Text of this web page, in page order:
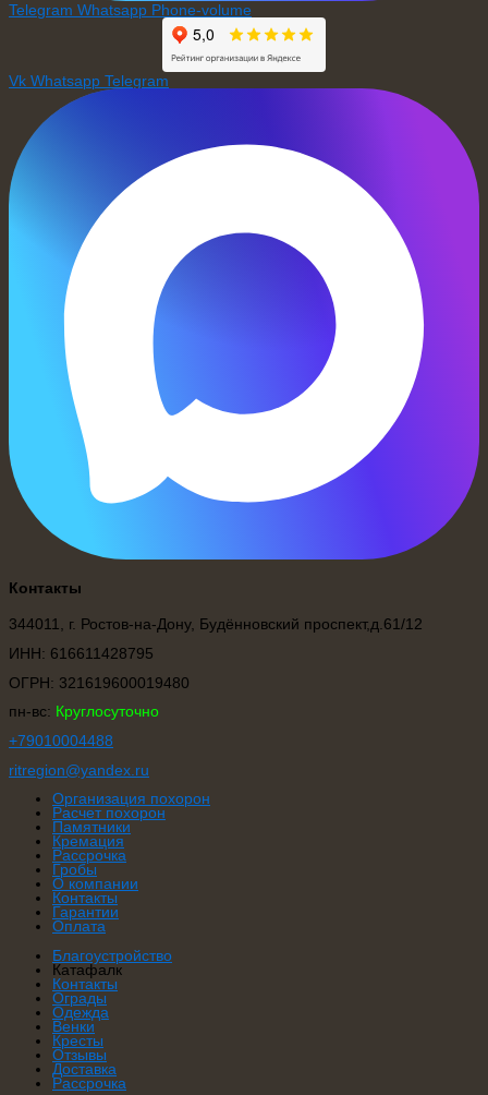
Telegram Whatsapp Phone-volume
Vk Whatsapp Telegram
Контакты
344011, г. Ростов-на-Дону, Будённовский проспект,д.61/12
ИНН: 616611428795
ОГРН: 321619600019480
пн-вс: Круглосуточно
+79010004488
ritregion@yandex.ru
Организация похорон
Расчет похорон
Памятники
Кремация
Рассрочка
Гробы
О компании
Контакты
Гарантии
Оплата
Благоустройство
Катафалк
Контакты
Ограды
Одежда
Венки
Кресты
Отзывы
Доставка
Рассрочка